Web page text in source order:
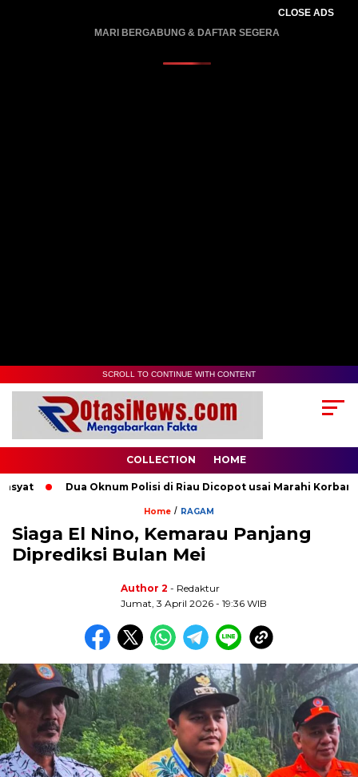
CLOSE ADS
MARI BERGABUNG & DAFTAR SEGERA
SCROLL TO CONTINUE WITH CONTENT
COLLECTION HOME
Dua Oknum Polisi di Riau Dicopot usai Marahi Korban
Home / RAGAM
Siaga El Nino, Kemarau Panjang
Diprediksi Bulan Mei
Author 2 - Redaktur
Jumat, 3 April 2026 - 19:36 WIB